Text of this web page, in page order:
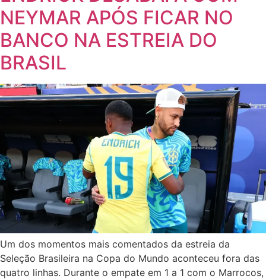
NEYMAR APÓS FICAR NO
BANCO NA ESTREIA DO
BRASIL
Um dos momentos mais comentados da estreia da
Seleção Brasileira na Copa do Mundo aconteceu fora das
quatro linhas. Durante o empate em 1 a 1 com o Marrocos,